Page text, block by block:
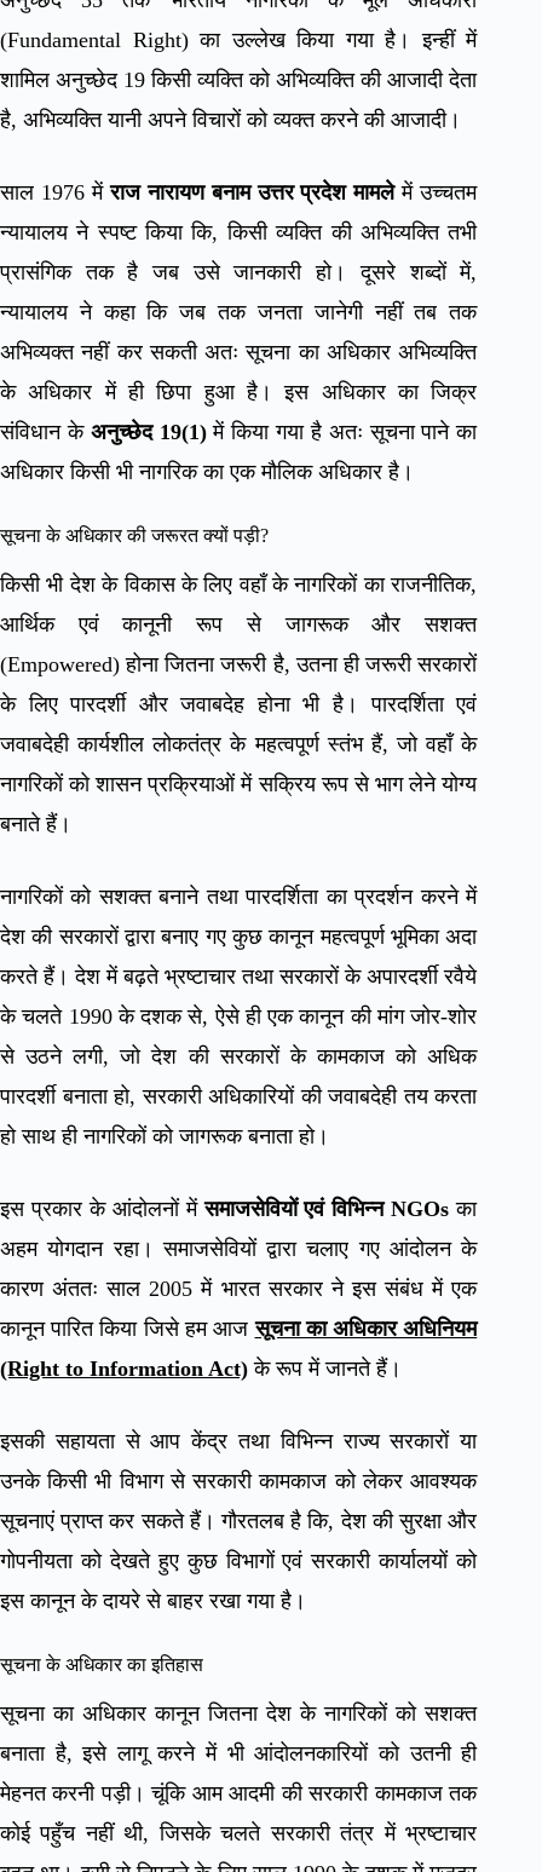
(Fundamental Right) का उल्लेख किया गया है। इन्हीं में
शामिल अनुच्छेद 19 किसी व्यक्ति को अभिव्यक्ति की आजादी देता
है, अभिव्यक्ति यानी अपने विचारों को व्यक्त करने की आजादी।
साल 1976 मेंराज नारायण बनाम उत्तर प्रदेश मामलेमें उच्चतम
न्यायालय ने स्पष्ट किया कि, किसी व्यक्ति की अभिव्यक्ति तभी
प्रासंगिक तक है जब उसे जानकारी हो। दूसरे शब्दों में,
न्यायालय ने कहा कि जब तक जनता जानेगी नहीं तब तक
अभिव्यक्त नहीं कर सकती अतः सूचना का अधिकार अभिव्यक्ति
के अधिकार में ही छिपा हुआ है। इस अधिकार का जिक्र
संविधान के अनुच्छेद 19(1)में किया गया है अतः सूचना पाने का
अधिकार किसी भी नागरिक का एक मौलिक अधिकार है।
सूचना के अधिकार की जरूरत क्यों पड़ी?
किसी भी देश के विकास के लिए वहाँ के नागरिकों का राजनीतिक,
आर्थिक एवं कानूनी रूप से जागरूक और सशक्त
(Empowered) होना जितना जरूरी है, उतना ही जरूरी सरकारों
के लिए पारदर्शी और जवाबदेह होना भी है। पारदर्शिता एवं
जवाबदेही कार्यशील लोकतंत्र के महत्वपूर्ण स्तंभ हैं, जो वहाँ के
नागरिकों को शासन प्रक्रियाओं में सक्रिय रूप से भाग लेने योग्य
बनाते हैं।
नागरिकों को सशक्त बनाने तथा पारदर्शिता का प्रदर्शन करने में
देश की सरकारों द्वारा बनाए गए कुछ कानून महत्वपूर्ण भूमिका अदा
करते हैं। देश में बढ़ते भ्रष्टाचार तथा सरकारों के अपारदर्शी रवैये
के चलते 1990 के दशक से, ऐसे ही एक कानून की मांग जोर-शोर
से उठने लगी, जो देश की सरकारों के कामकाज को अधिक
पारदर्शी बनाता हो, सरकारी अधिकारियों की जवाबदेही तय करता
हो साथ ही नागरिकों को जागरूक बनाता हो।
इस प्रकार के आंदोलनों मेंसमाजसेवियों एवं विभिन्न NGOs का
अहम योगदान रहा। समाजसेवियों द्वारा चलाए गए आंदोलन के
कारण अंततः साल 2005 में भारत सरकार ने इस संबंध में एक
कानून पारित किया जिसे हम आजसूचना का अधिकार अधिनियम
(Right to Information Act) के रूप में जानते हैं।
इसकी सहायता से आप केंद्र तथा विभिन्न राज्य सरकारों या
उनके किसी भी विभाग से सरकारी कामकाज को लेकर आवश्यक
सूचनाएं प्राप्त कर सकते हैं। गौरतलब है कि, देश की सुरक्षा और
गोपनीयता को देखते हुए कुछ विभागों एवं सरकारी कार्यालयों को
इस कानून के दायरे से बाहर रखा गया है।
सूचना के अधिकार का इतिहास
सूचना का अधिकार कानून जितना देश के नागरिकों को सशक्त
बनाता है, इसे लागू करने में भी आंदोलनकारियों को उतनी ही
मेहनत करनी पड़ी। चूंकि आम आदमी की सरकारी कामकाज तक
कोई पहुँच नहीं थी, जिसके चलते सरकारी तंत्र में भ्रष्टाचार